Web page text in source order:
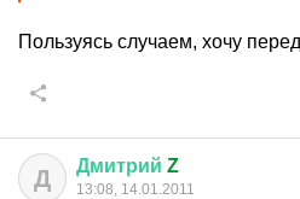
Пользуясь случаем, хочу
Д Дмитрий Z
13:08, 14.01.2011